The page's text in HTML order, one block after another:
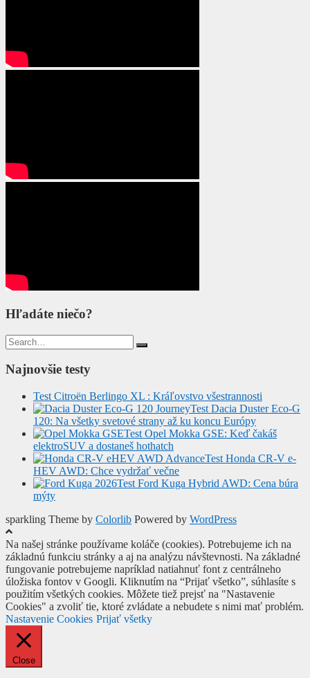
Hľadáte niečo?
Search
for:
Najnovšie testy
Test Citroën Berlingo XL : Kráľovstvo všestrannosti
Test Dacia Duster Eco-G
120: Na všetky svetové strany až ku koncu Európy
Test Opel Mokka GSE: Keď čakáš
elektroSUV a dostaneš hothatch
Test Honda CR-V e-
HEV AWD: Chce vydržať večne
Test Ford Kuga Hybrid AWD: Cena búra
mýty
sparkling Theme by Colorlib Powered by WordPress
Na našej stránke používame koláče (cookies). Potrebujeme ich na
základnú funkciu stránky a aj na analýzu návštevnosti. Na základné
fungovanie potrebujeme napríklad natiahnuť font z centrálneho
úložiska fontov v Googli. Kliknutím na “Prijať všetko”, súhlasíte s
použitím všetkých cookies. Môžete tiež prejsť na "Nastavenie
Cookies" a zvoliť tie, ktoré zvládate a nebudete s nimi mať problém.
Nastavenie Cookies Prijať všetky
Close